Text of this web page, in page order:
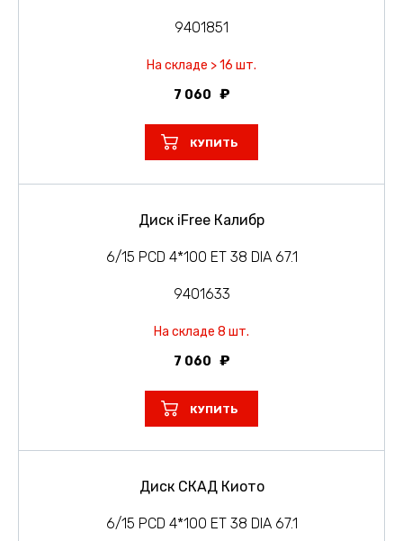
9401851
На складе > 16 шт.
7 060
КУПИТЬ
Диск iFree Калибр
6/15 PCD 4*100 ET 38 DIA 67.1
9401633
На складе 8 шт.
7 060
КУПИТЬ
Диск СКАД Киото
6/15 PCD 4*100 ET 38 DIA 67.1